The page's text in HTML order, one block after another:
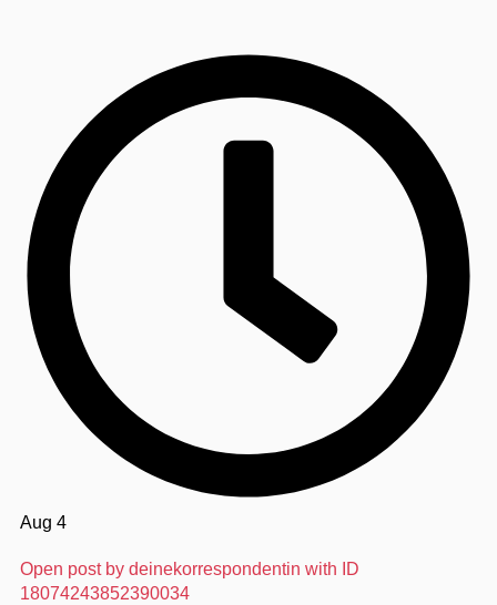
Aug 4
Open post by deinekorrespondentin with ID
18074243852390034